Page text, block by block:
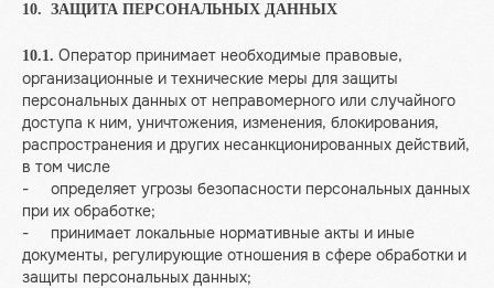
10. ЗАЩИТА ПЕРСОНАЛЬНЫХ ДАННЫХ
10.1. Оператор принимает необходимые правовые,
организационные и технические меры для защиты
персональных данных от неправомерного или случайного
доступа к ним, уничтожения, изменения, блокирования,
распространения и других несанкционированных действий,
в том числе
- определяет угрозы безопасности персональных данных
при их обработке;
- принимает локальные нормативные акты и иные
документы, регулирующие отношения в сфере обработки и
защиты персональных данных;